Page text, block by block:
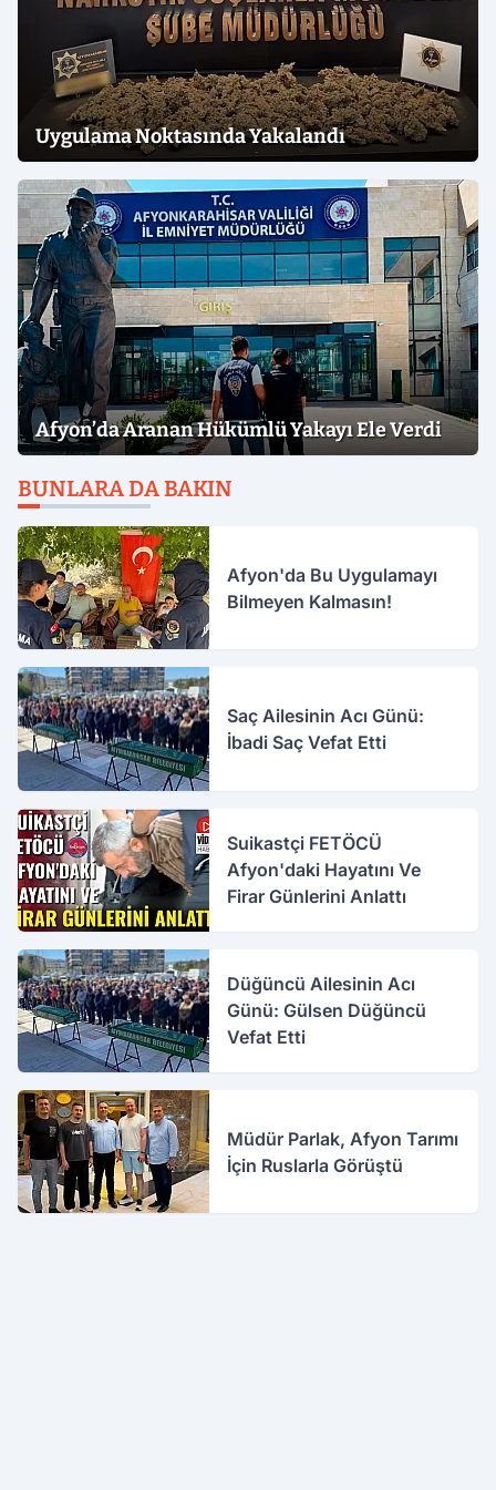
Uygulama Noktasında Yakalandı
Afyon’da Aranan Hükümlü Yakayı Ele Verdi
BUNLARA DA BAKIN
Afyon'da Bu Uygulamayı
Bilmeyen Kalmasın!
Saç Ailesinin Acı Günü:
İbadi Saç Vefat Etti
Suikastçi FETÖCÜ
Afyon'daki Hayatını Ve
Firar Günlerini Anlattı
Düğüncü Ailesinin Acı
Günü: Gülsen Düğüncü
Vefat Etti
Müdür Parlak, Afyon Tarımı
İçin Ruslarla Görüştü